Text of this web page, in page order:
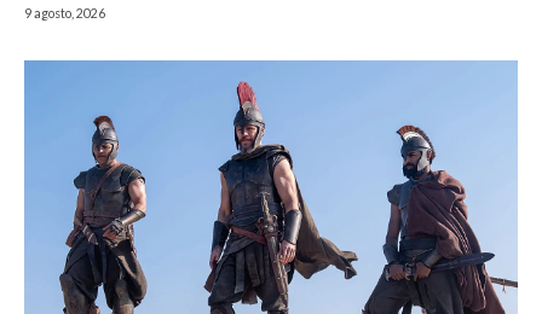
9 agosto, 2026